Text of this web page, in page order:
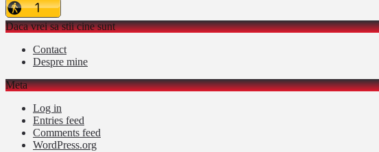
Daca vrei sa stii cine sunt
Contact
Despre mine
Meta
Log in
Entries feed
Comments feed
WordPress.org